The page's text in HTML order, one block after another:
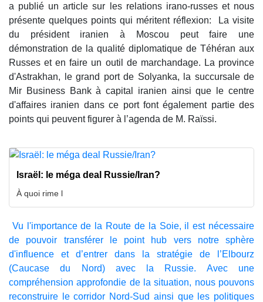
a publié un article sur les relations irano-russes et nous
présente quelques points qui méritent réflexion: La visite
du président iranien à Moscou peut faire une
démonstration de la qualité diplomatique de Téhéran aux
Russes et en faire un outil de marchandage. La province
d'Astrakhan, le grand port de Solyanka, la succursale de
Mir Business Bank à capital iranien ainsi que le centre
d'affaires iranien dans ce port font également partie des
points qui peuvent figurer à l’agenda de M. Raïssi.
Israël: le méga deal Russie/Iran?
À quoi rime l
Vu l'importance de la Route de la Soie, il est nécessaire
de pouvoir transférer le point hub vers notre sphère
d'influence et d’entrer dans la stratégie de l’Elbourz
(Caucase du Nord) avec la Russie. Avec une
compréhension approfondie de la situation, nous pouvons
reconstruire le corridor Nord-Sud ainsi que les politiques